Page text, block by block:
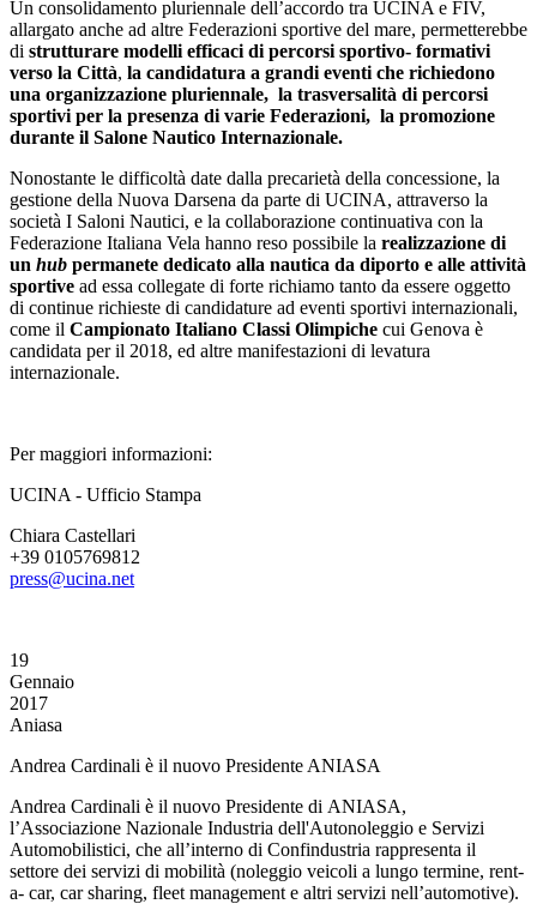
Un consolidamento pluriennale dell’accordo tra UCINA e FIV,
allargato anche ad altre Federazioni sportive del mare, permetterebbe
di strutturare modelli efficaci di percorsi sportivo- formativi
verso la Città, la candidatura a grandi eventi che richiedono
una organizzazione pluriennale, la trasversalità di percorsi
sportivi per la presenza di varie Federazioni, la promozione
durante il Salone Nautico Internazionale.
Nonostante le difficoltà date dalla precarietà della concessione, la
gestione della Nuova Darsena da parte di UCINA, attraverso la
società I Saloni Nautici, e la collaborazione continuativa con la
Federazione Italiana Vela hanno reso possibile la realizzazione di
un hub permanete dedicato alla nautica da diporto e alle attività
sportive ad essa collegate di forte richiamo tanto da essere oggetto
di continue richieste di candidature ad eventi sportivi internazionali,
come il Campionato Italiano Classi Olimpiche cui Genova è
candidata per il 2018, ed altre manifestazioni di levatura
internazionale.
Per maggiori informazioni:
UCINA - Ufficio Stampa
Chiara Castellari
+39 0105769812
press@ucina.net
19
Gennaio
2017
Aniasa
Andrea Cardinali è il nuovo Presidente ANIASA
Andrea Cardinali è il nuovo Presidente di ANIASA,
l’Associazione Nazionale Industria dell'Autonoleggio e Servizi
Automobilistici, che all’interno di Confindustria rappresenta il
settore dei servizi di mobilità (noleggio veicoli a lungo termine, rent-
a- car, car sharing, fleet management e altri servizi nell’automotive).